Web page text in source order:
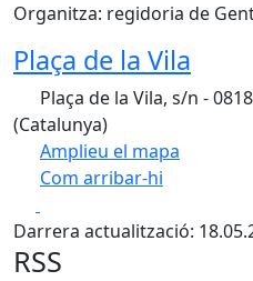
Organitza: regidoria de
Plaça de la Vila
Plaça de la Vila, s/n -
(Catalunya)
Amplieu el mapa
Com arribar-hi
+
−
Darrera actualització:
RSS